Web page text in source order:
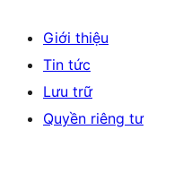
Giới thiệu
Tin tức
Lưu trữ
Quyền riêng tư